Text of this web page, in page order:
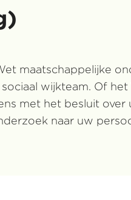
maatschappelijke
wijkteam. Of
met het besluit over
naar uw